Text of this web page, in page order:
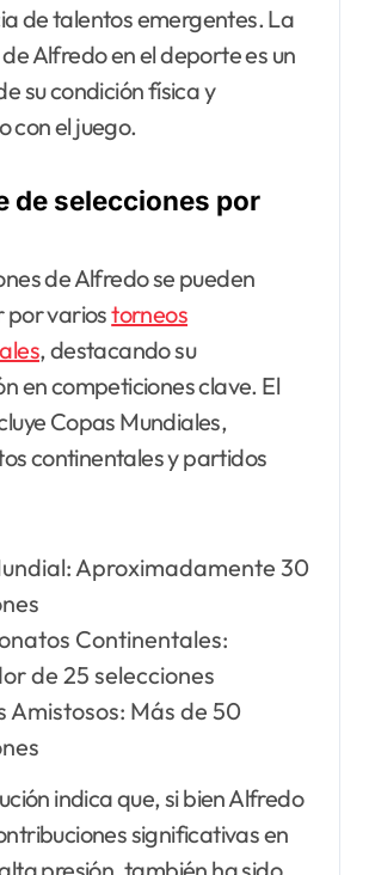
de talentos emergentes. La
Alfredo en el deporte es un
su condición física y
con el juego.
de selecciones por
de Alfredo se pueden
por variostorneos
, destacando su
en competiciones clave. El
Copas Mundiales,
continentales y partidos
Aproximadamente 30
Continentales:
de 25 selecciones
Amistosos: Más de 50
indica que, si bien Alfredo
significativas en